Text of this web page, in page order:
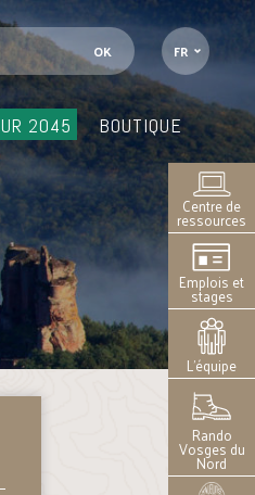
FR
2045 BOUTIQUE
Centre de
ressources
Emplois et
stages
L’équipe
Rando
Vosges du
Nord